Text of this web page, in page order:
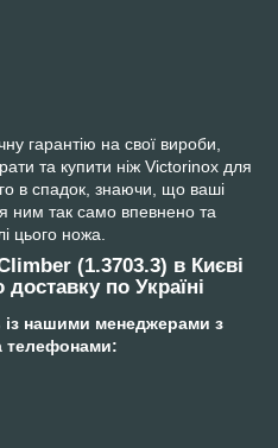
гарантію на свої вироби,
та купити ніж Victorinox для
в спадок, знаючи, що ваші
ним так само впевнено та
цього ножа.
(1.3703.3) в Києві
по Україні
нашими менеджерами з
телефонами: